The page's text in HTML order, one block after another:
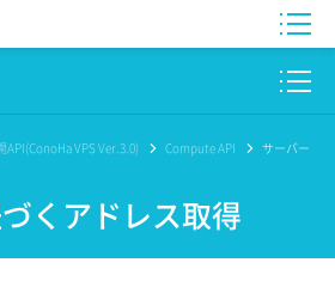
API(ConoHa VPS Ver.3.0) Compute API
サーバー
くアドレス取得